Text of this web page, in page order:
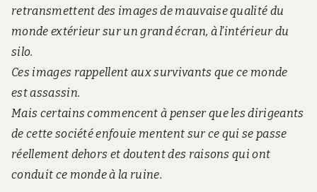
retransmettent des images de mauvaise qualité du
monde extérieur sur un grand écran, à l’intérieur du
silo.
Ces images rappellent aux survivants que ce monde
est assassin.
Mais certains commencent à penser que les dirigeants
de cette société enfouie mentent sur ce qui se passe
réellement dehors et doutent des raisons qui ont
conduit ce monde à la ruine.